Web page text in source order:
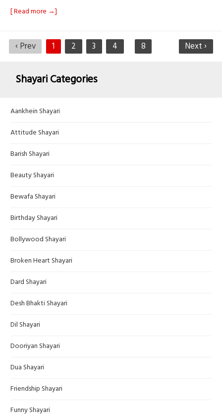
[ Read more →]
‹ Prev 1 2 3 4 8 Next ›
Shayari Categories
Aankhein Shayari
Attitude Shayari
Barish Shayari
Beauty Shayari
Bewafa Shayari
Birthday Shayari
Bollywood Shayari
Broken Heart Shayari
Dard Shayari
Desh Bhakti Shayari
Dil Shayari
Dooriyan Shayari
Dua Shayari
Friendship Shayari
Funny Shayari